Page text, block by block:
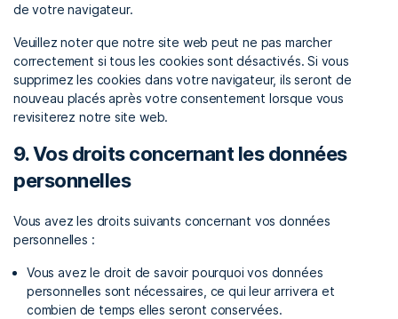
de votre navigateur.
Veuillez noter que notre site web peut ne pas marcher
correctement si tous les cookies sont désactivés. Si vous
supprimez les cookies dans votre navigateur, ils seront de
nouveau placés après votre consentement lorsque vous
revisiterez notre site web.
9. Vos droits concernant les données
personnelles
Vous avez les droits suivants concernant vos données
personnelles :
Vous avez le droit de savoir pourquoi vos données
personnelles sont nécessaires, ce qui leur arrivera et
combien de temps elles seront conservées.